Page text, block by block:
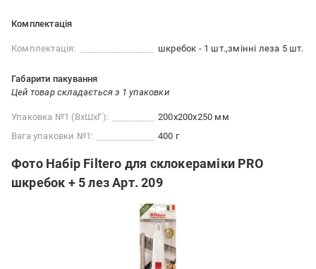
Комплектація
Комплектація: шкребок - 1 шт. змінні леза 5 шт.
Габарити пакування
Цей товар складається з 1 упаковки
Упаковка №1 (ВхШхГ):
200x200x250 мм
Вага упаковки №1:
400 г
Фото Набір Filtero для склокераміки PRO
шкребок + 5 лез Арт. 209